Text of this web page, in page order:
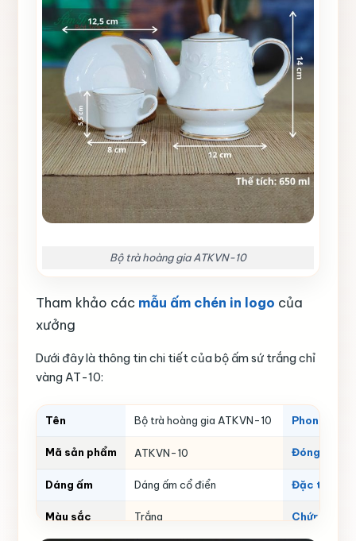
Bộ trà hoàng gia ATKVN-10
Tham khảo các mẫu ấm chén in logo của
xưởng
Dưới đây là thông tin chi tiết của bộ ấm sứ trắng chỉ
vàng AT-10:
Tên Bộ trà hoàng gia ATKVN-10 Phong cách
Mã sản phẩm ATKVN-10 Đóng gói
Dáng ấm Dáng ấm cổ điển Đặc tính
Màu sắc Trắng Chứng nhận